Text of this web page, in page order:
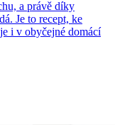
a právě díky
Je to recept, ke
i v obyčejné domácí